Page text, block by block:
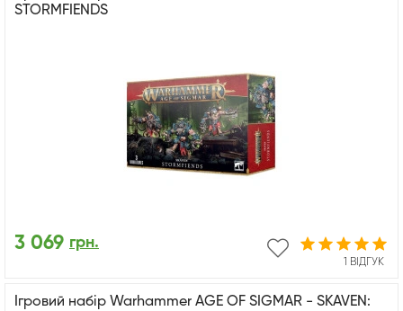
STORMFIENDS
1 ВІДГУК
3 069 грн.
Ігровий набір Warhammer AGE OF SIGMAR - SKAVEN: